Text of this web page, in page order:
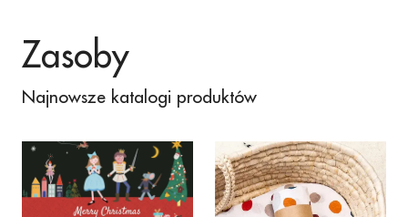
Zasoby
Najnowsze katalogi produktów